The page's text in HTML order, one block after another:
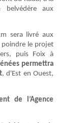
aux
sera livré aux
poindre le projet
puis Foix à
permettra
, d'Est en Ouest,
de l’Agence